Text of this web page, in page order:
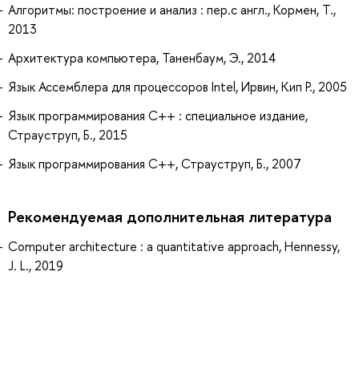
Алгоритмы: построение и анализ : пер.с англ., Кормен, Т.,
2013
Архитектура компьютера, Таненбаум, Э., 2014
Язык Ассемблера для процессоров Intel, Ирвин, Кип Р., 2005
Язык программирования С++ : специальное издание,
Страуструп, Б., 2015
Язык программирования С++, Страуструп, Б., 2007
Рекомендуемая дополнительная литература
Computer architecture : a quantitative approach, Hennessy,
J. L., 2019